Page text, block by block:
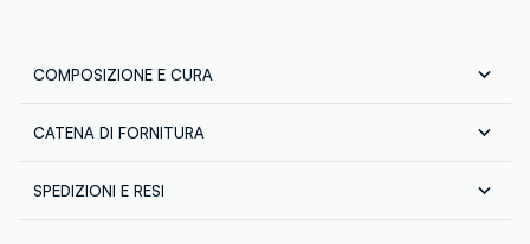
COMPOSIZIONE E CURA
Composizione: 100% COTONE
CATENA DI FORNITURA
DESIGNER FASHION LTD.
SPEDIZIONI E RESI